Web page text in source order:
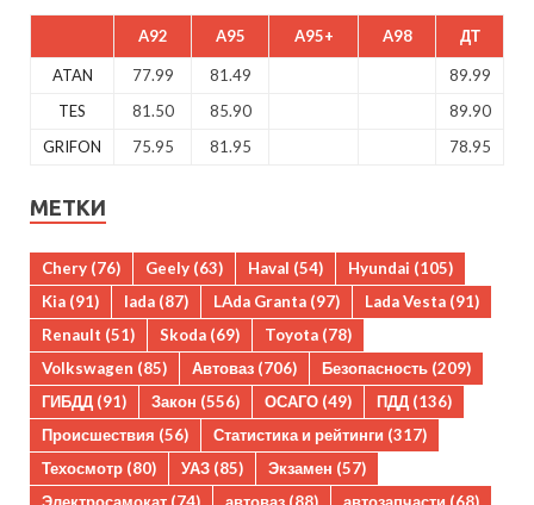
A92 A95 A95+ A98 ДТ
ATAN 77.99 81.49
89.99
TES
81.50 85.90
89.90
GRIFON
75.95 81.95 78.95
МЕТКИ
Chery (76) Geely (63) Haval (54) Hyundai (105)
Kia (91) lada (87) LAda Granta (97) Lada Vesta (91)
Renault (51) Skoda (69) Toyota (78)
Volkswagen (85) Автоваз (706) Безопасность (209)
ГИБДД (91) Закон (556) ОСАГО (49) ПДД (136)
Происшествия (56) Статистика и рейтинги (317)
Техосмотр (80) УАЗ (85) Экзамен (57)